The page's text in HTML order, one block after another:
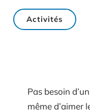
Activités
Pas besoin
même d’aimer